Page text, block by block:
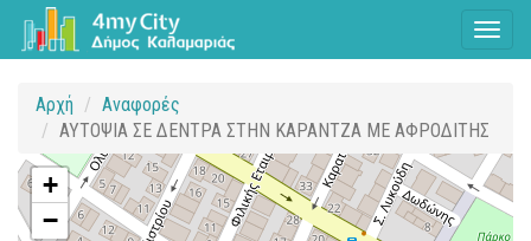
Αρχή
Αναφορές
ΑΥΤΟΨΙΑ ΣΕ ΔΕΝΤΡΑ ΣΤΗΝ ΚΑΡΑΝΤΖΑ ΜΕ ΑΦΡΟΔΙΤΗΣ
+
−